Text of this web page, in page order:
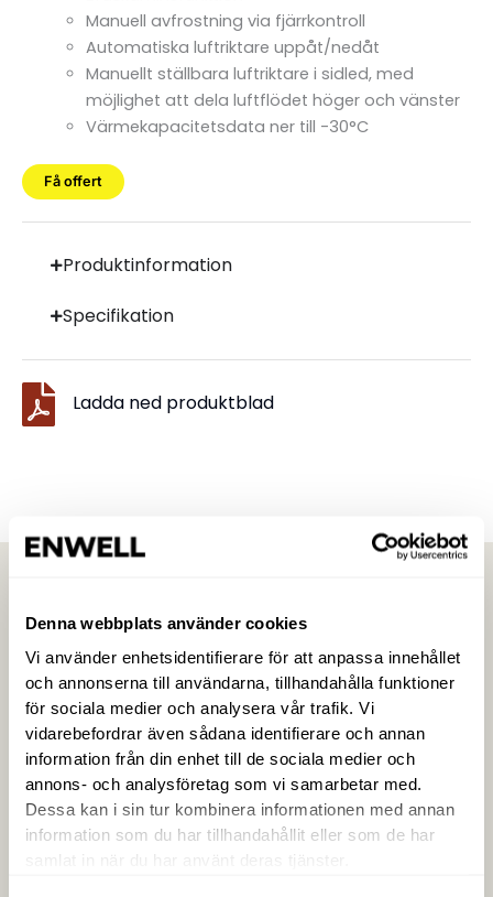
Denna webbplats använder cookies
Vi använder enhetsidentifierare för att anpassa innehållet
och annonserna till användarna, tillhandahålla funktioner
för sociala medier och analysera vår trafik. Vi
vidarebefordrar även sådana identifierare och annan
information från din enhet till de sociala medier och
annons- och analysföretag som vi samarbetar med.
Dessa kan i sin tur kombinera informationen med annan
information som du har tillhandahållit eller som de har
samlat in när du har använt deras tjänster.
Manuell avfrostning via fjärrkontroll
Automatiska luftriktare uppåt/nedåt
Manuellt ställbara luftriktare i sidled, med
möjlighet att dela luftflödet höger och vänster
Värmekapacitetsdata ner till -30°C
Få offert
Produktinformation
Specifikation
Ladda ned produktblad
Trygg med Enwell